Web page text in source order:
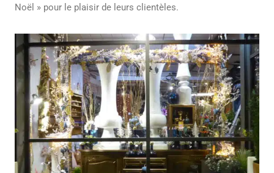
Noël » pour le plaisir de leurs clientèles.